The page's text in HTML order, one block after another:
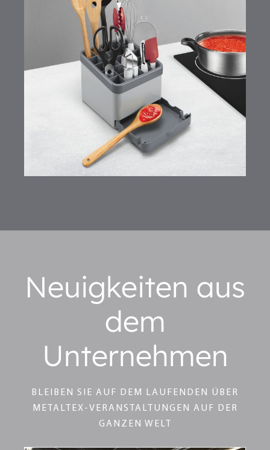
Utiltex
Neuigkeiten aus
dem
Unternehmen
BLEIBEN SIE AUF DEM LAUFENDEN ÜBER
METALTEX-VERANSTALTUNGEN AUF DER
GANZEN WELT